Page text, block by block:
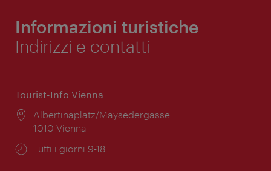
Informazioni turistiche
Indirizzi e contatti
Tourist-Info Vienna
Posizione:
Albertinaplatz/Maysedergasse
1010 Vienna
Orari
Tutti i giorni 9-18